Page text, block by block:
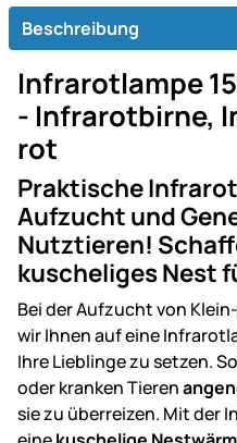
Beschreibung
Infrarotlampe
- Infrarotbirne,
rot
Praktische
Aufzucht und
Nutztieren!
kuscheliges Nest
Bei der Aufzucht von
wir Ihnen auf eine
Ihre Lieblinge zu setzen.
oder kranken Tieren
sie zu überreizen. Mit der